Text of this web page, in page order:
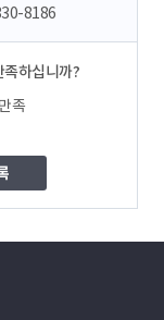
8186
족하십니까?
족